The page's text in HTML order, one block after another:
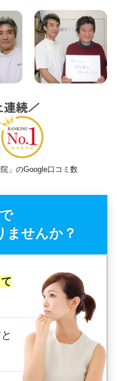
」のGoogle口コミ数
ませんか？